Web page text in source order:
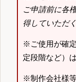
ご申請前に各
得していただ
※ご使用が確
定段階など）
※制作会社様